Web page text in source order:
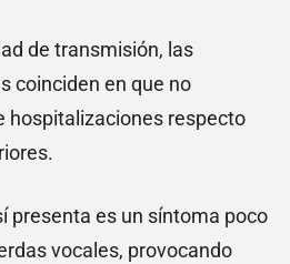
de transmisión, las
coinciden en que no
hospitalizaciones respecto
presenta es un síntoma poco
vocales, provocando